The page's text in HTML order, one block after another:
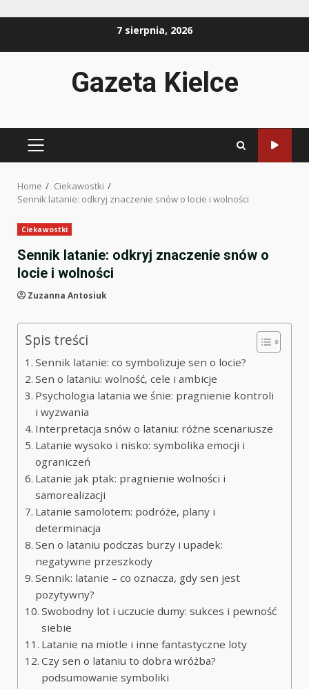
7 sierpnia, 2026
Gazeta Kielce
PRIMARY
Home
Ciekawostki
Sennik latanie: odkryj znaczenie snów o locie i wolności
Ciekawostki
Sennik latanie: odkryj znaczenie snów o
locie i wolności
Zuzanna Antosiuk
Spis treści
Sennik latanie: co symbolizuje sen o locie?
Sen o lataniu: wolność, cele i ambicje
Psychologia latania we śnie: pragnienie kontroli
i wyzwania
Interpretacja snów o lataniu: różne scenariusze
Latanie wysoko i nisko: symbolika emocji i
ograniczeń
Latanie jak ptak: pragnienie wolności i
samorealizacji
Latanie samolotem: podróże, plany i
determinacja
Sen o lataniu podczas burzy i upadek:
negatywne przeszkody
Sennik: latanie – co oznacza, gdy sen jest
pozytywny?
Swobodny lot i uczucie dumy: sukces i pewność
siebie
Latanie na miotle i inne fantastyczne loty
Czy sen o lataniu to dobra wróżba?
podsumowanie symboliki